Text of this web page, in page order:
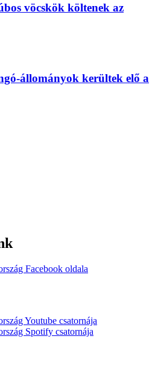
vöcskök költenek az
állományok kerültek elő a